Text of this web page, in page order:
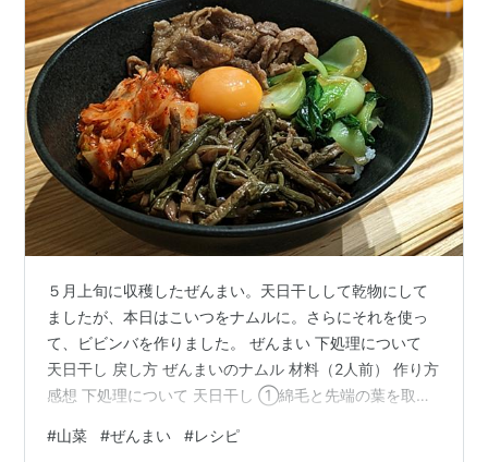
５月上旬に収穫したぜんまい。天日干しして乾物にして
ましたが、本日はこいつをナムルに。さらにそれを使っ
て、ビビンバを作りました。 ぜんまい 下処理について
天日干し 戻し方 ぜんまいのナムル 材料（2人前） 作り方
感想 下処理について 天日干し ①綿毛と先端の葉を取り
を入れ、２分程度茹でる。 ③茹でたぜんまいは、新聞紙
#山菜 #ぜんまい #レシピ